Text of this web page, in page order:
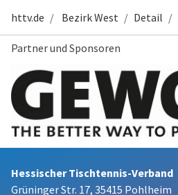
httv.de Bezirk West Detail
Partner und Sponsoren
Hessischer Tischtennis-Verband
Grüninger Str. 17, 35415 Pohlheim